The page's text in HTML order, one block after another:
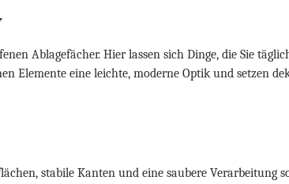
Ablagefächer. Hier lassen sich Dinge, die Sie
Elemente eine leichte, moderne Optik und setzen
stabile Kanten und eine saubere Verarbeitung